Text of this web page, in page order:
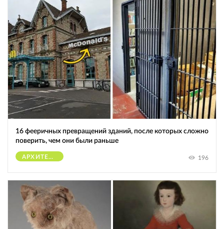
16 фееричных превращений зданий, после которых сложно
поверить, чем они были раньше
АРХИТЕКТУРА 196